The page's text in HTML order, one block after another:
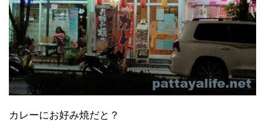
カレーにお好み焼だと？